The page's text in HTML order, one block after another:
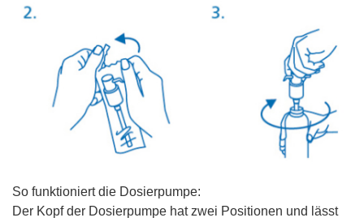
So funktioniert die Dosierpumpe:
Der Kopf der Dosierpumpe hat zwei Positionen und lässt